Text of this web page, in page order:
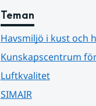
Teman
Havsmiljö i kust och
Kunskapscentrum
Luftkvalitet
SIMAIR